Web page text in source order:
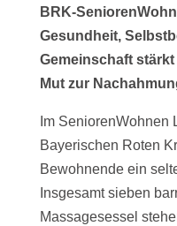
BRK-
Gesundheit,
Gemeinschaft stärkt
Mut zur
Im SeniorenWohnen
Bayerischen Roten
Bewohnende ein
Insgesamt sieben
Massagesessel